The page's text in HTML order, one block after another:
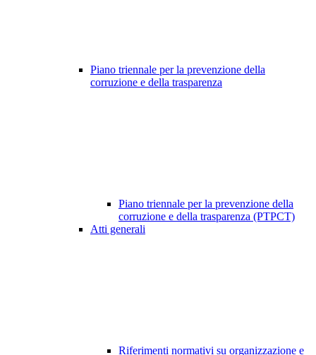
Piano triennale per la prevenzione della
corruzione e della trasparenza
Piano triennale per la prevenzione della
corruzione e della trasparenza (PTPCT)
Atti generali
Riferimenti normativi su organizzazione e